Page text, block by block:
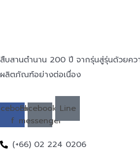
สืบสานตำนาน 200 ปี จากรุ่นสู่รุ่นด้วยค
ผลิตภัณฑ์อย่างต่อเนื่อง
f
Facebook-
messenger
Line
(+66) 02 224 0206